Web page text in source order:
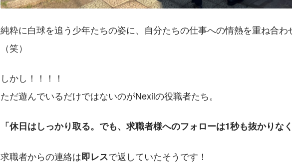
純粋に白球を追う少年たちの姿に、自分たちの仕事への情熱を重ね合わ
（笑）
しかし！！！！
ただ遊んでいるだけではないのがNexilの役職者たち。
「休日はしっかり取る。でも、求職者様へのフォローは1秒も抜かりなく
求職者からの連絡は即レスで返していたそうです！